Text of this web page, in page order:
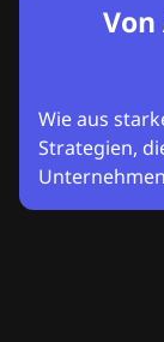
Wie aus
Strategien,